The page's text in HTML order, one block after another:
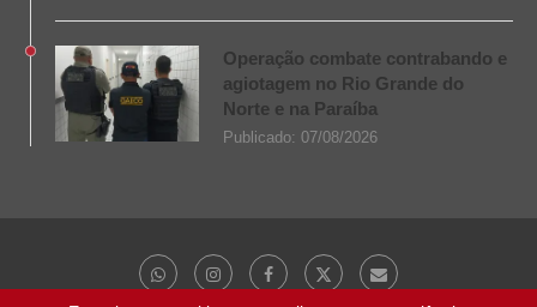
Operação combate contrabando e
agiotagem no Rio Grande do
Norte e na Paraíba
Publicado: 07/08/2026